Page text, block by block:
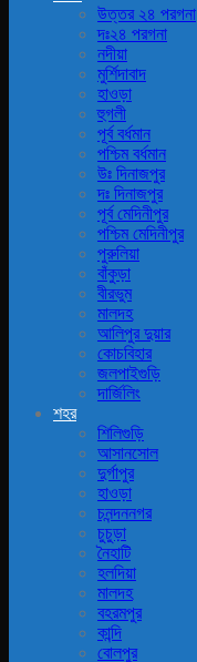
উত্তর ২৪ পরগনা
দঃ২৪ পরগনা
নদীয়া
মুর্শিদাবাদ
হাওড়া
হুগলী
পূর্ব বর্ধমান
পশ্চিম বর্ধমান
উঃ দিনাজপুর
দঃ দিনাজপুর
পূর্ব মেদিনীপুর
পশ্চিম মেদিনীপুর
পুরুলিয়া
বাঁকুড়া
বীরভুম
মালদহ
আলিপুর দুয়ার
কোচবিহার
জলপাইগুড়ি
দার্জিলিং
শহর
শিলিগুড়ি
আসানসোল
দুর্গাপুর
হাওড়া
চনন্দননগর
চুচুড়া
নৈহাটি
হলদিয়া
মালদহ
বহরমপুর
কান্দি
বোলপুর